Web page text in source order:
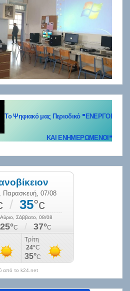
Το Ψηφιακό μας Περιοδικό "ΕΝΕΡΓΟΙ
ΚΑΙ ΕΝΗΜΕΡΩΜΕΝΟΙ"
από το k24.net